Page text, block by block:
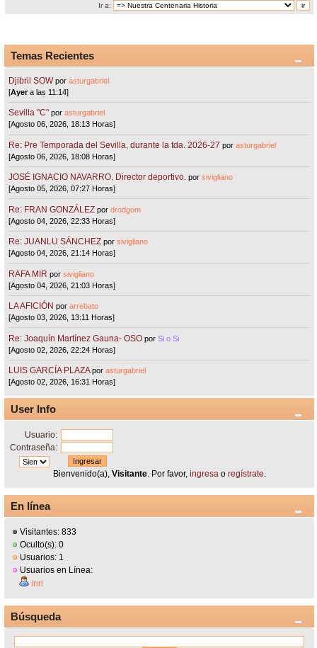
Ir a:
Temas Recientes
Djibril SOW porasturgabriel
[Ayera las 11:14]
Sevilla "C"porasturgabriel
[Agosto 06, 2026, 18:13 Horas]
Re: Pre Temporada del Sevilla, durante la tda. 2026-27 porasturgabriel
[Agosto 06, 2026, 18:08 Horas]
JOSÉ IGNACIO NAVARRO. Director deportivo. porsivigliano
[Agosto 05, 2026, 07:27 Horas]
Re: FRAN GONZÁLEZ pordrodgom
[Agosto 04, 2026, 22:33 Horas]
Re: JUANLU SÁNCHEZ porsivigliano
[Agosto 04, 2026, 21:14 Horas]
RAFA MIR porsivigliano
[Agosto 04, 2026, 21:03 Horas]
LA AFICIÓN porarrebato
[Agosto 03, 2026, 13:11 Horas]
Re: Joaquín Martínez Gauna- OSO porSi o Si
[Agosto 02, 2026, 22:24 Horas]
LUIS GARCÍA PLAZA porasturgabriel
[Agosto 02, 2026, 16:31 Horas]
User Info
Usuario:
Contraseña:
Bienvenido(a), Visitante. Por favor, ingresao regístrate.
En línea
Visitantes: 833
Oculto(s): 0
Usuarios: 1
Usuarios en Línea:
inri
Búsqueda